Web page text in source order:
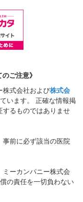
ご注意》
株式会社および株式会
います。 正確な情報掲
するものではありませ
前に必ず該当の医院
ミーカンパニー株式会
の責任を一切負わない